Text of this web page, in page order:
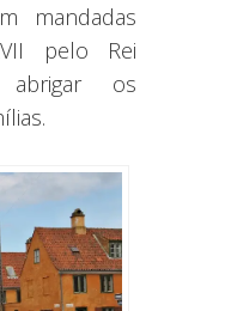
mandadas
pelo Rei
os